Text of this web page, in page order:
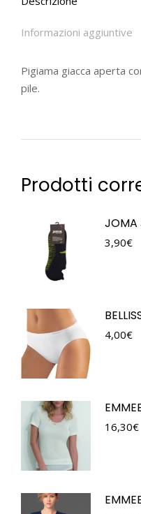
Informazioni aggiuntive
Pigiama giacca aperta
pile.
Prodotti
JOMA
3,90€
4,00€
16,30€